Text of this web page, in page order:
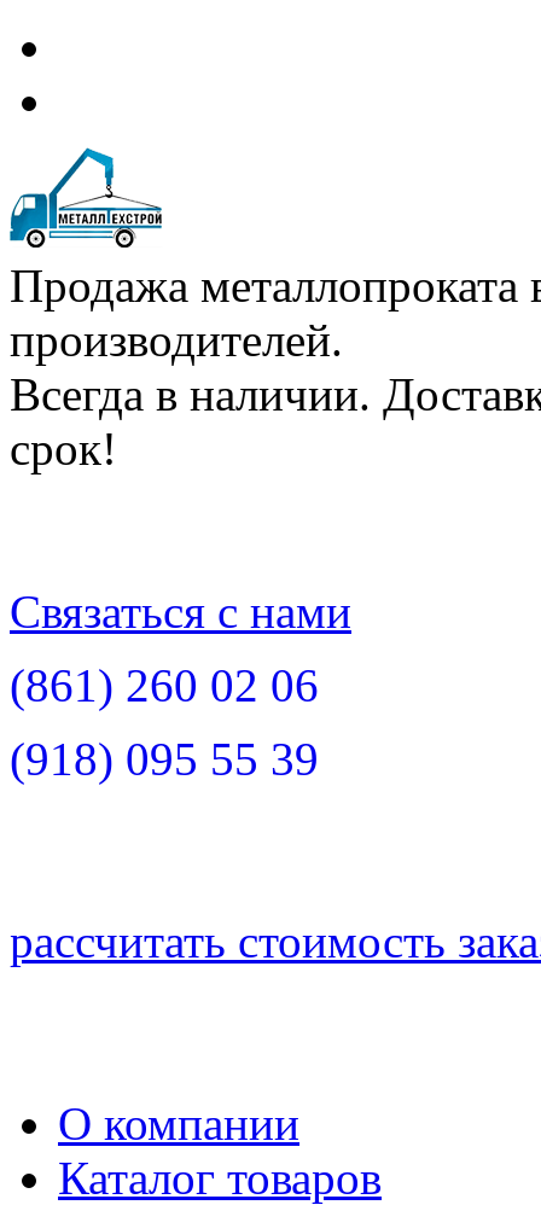
Продажа
производителей.
Всегда в наличии.
срок!
Связаться с нами
(861) 260 02 06
(918) 095 55 39
рассчитать стоимость
О компании
Каталог товаров